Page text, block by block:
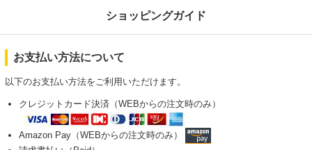
ショッピングガイド
お支払い方法について
以下のお支払い方法をご利用いただけます。
クレジットカード決済（WEBからの注文時のみ）
Amazon Pay（WEBからの注文時のみ）